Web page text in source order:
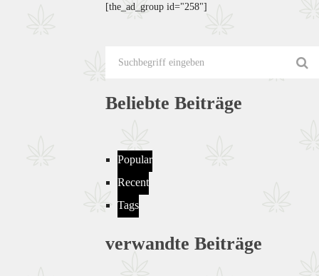
[the_ad_group id="258"]
Beliebte Beiträge
Popular
Recent
Tags
verwandte Beiträge